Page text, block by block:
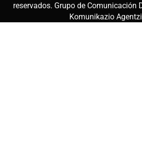
reservados. Grupo de Comunicación
Komunikazio